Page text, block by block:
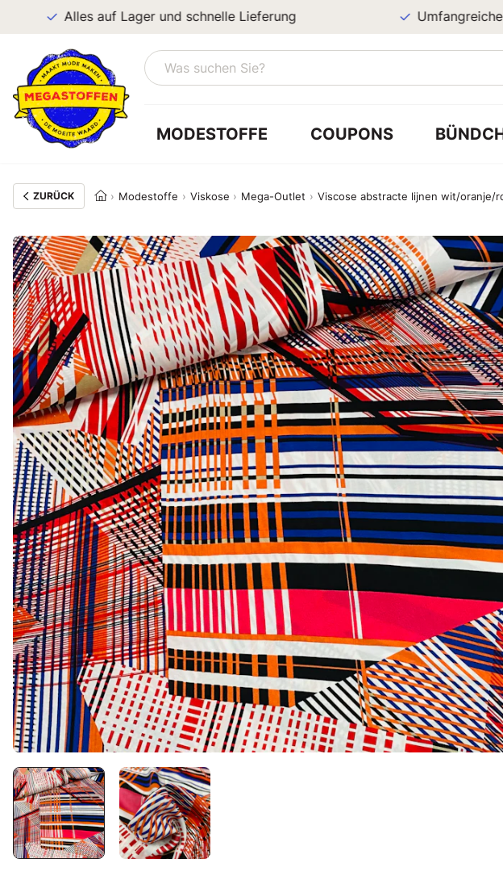
Alles auf Lager und schnelle Lieferung Umfangreiches
MODESTOFFE COUPONS
ZURÜCK Modestoffe Viskose Mega-Outlet Viscose abstracte lijnen wit/oranje/